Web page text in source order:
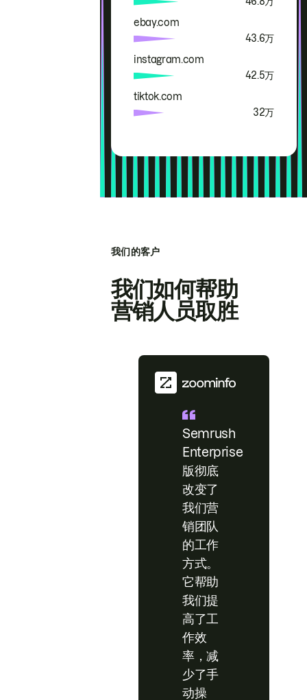
ebay.com
43.6万
instagram.com
42.5万
tiktok.com
32万
我们的客户
我们如何帮助
营销人员取胜
Semrush
Enterprise
版彻底
改变了
我们营
销团队
的工作
方式。
它帮助
我们提
高了工
作效
率，减
少了手
动操